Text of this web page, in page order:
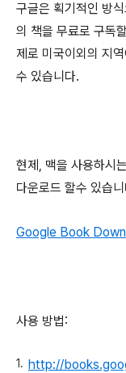
구글은 획기적인 방
의 책을 무료로 구독
제로 미국이외의 지
수 있습니다.
현제, 맥을 사용하시
다운로드 할수 있습
Google Book
사용 방법:
http://